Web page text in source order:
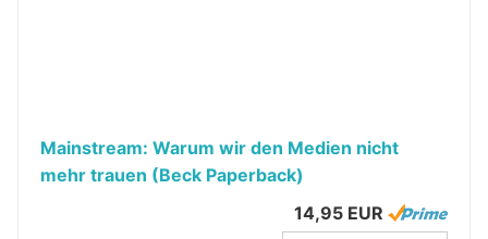
Mainstream: Warum wir den Medien nicht
mehr trauen (Beck Paperback)
14,95 EUR